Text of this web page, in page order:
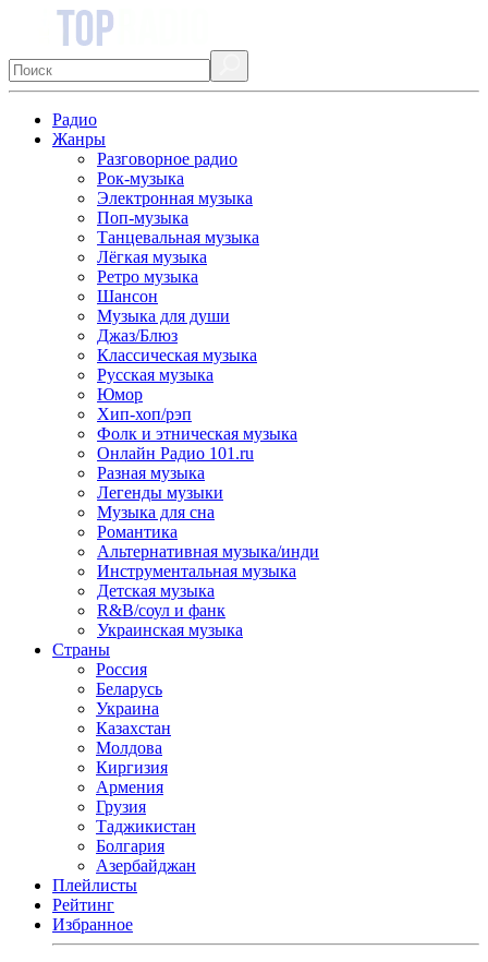
Радио
Жанры
Разговорное радио
Рок-музыка
Электронная музыка
Поп-музыка
Танцевальная музыка
Лёгкая музыка
Ретро музыка
Шансон
Музыка для души
Джаз/Блюз
Классическая музыка
Русская музыка
Юмор
Хип-хоп/рэп
Фолк и этническая музыка
Онлайн Радио 101.ru
Разная музыка
Легенды музыки
Музыка для сна
Романтика
Альтернативная музыка/инди
Инструментальная музыка
Детская музыка
R&B/cоул и фанк
Украинская музыка
Страны
Россия
Беларусь
Украина
Казахстан
Молдова
Киргизия
Армения
Грузия
Таджикистан
Болгария
Азербайджан
Плейлисты
Рейтинг
Избранное